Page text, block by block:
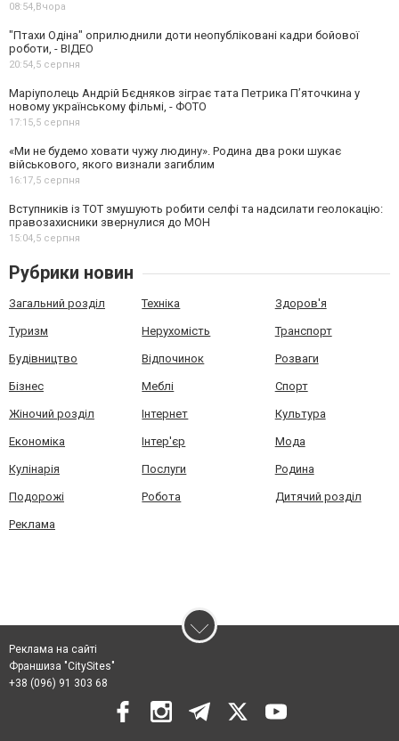
08:54,Вчора
"Птахи Одіна" оприлюднили доти неопубліковані кадри бойової
роботи, - ВІДЕО
20:54,5 серпня
Маріуполець Андрій Бєдняков зіграє тата Петрика П’яточкина у
новому українському фільмі, - ФОТО
17:15,5 серпня
«Ми не будемо ховати чужу людину». Родина два роки шукає
військового, якого визнали загиблим
16:17,5 серпня
Вступників із ТОТ змушують робити селфі та надсилати геолокацію:
правозахисники звернулися до МОН
15:04,5 серпня
Рубрики новин
Загальний розділ Техніка Здоров'я
Туризм Нерухомість Транспорт
Будівництво Відпочинок Розваги
Бізнес Меблі Спорт
Жіночий розділ Інтернет Культура
Економіка Інтер'єр Мода
Кулінарія Послуги Родина
Подорожі Робота Дитячий розділ
Реклама
Реклама на сайті
Франшиза "CitySites"
+38 (096) 91 303 68